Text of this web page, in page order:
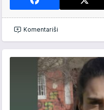
Komentariši